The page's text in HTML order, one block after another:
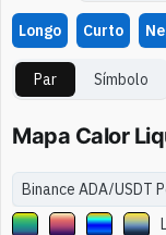
Longo Curto
Par Símbolo
Mapa Calor